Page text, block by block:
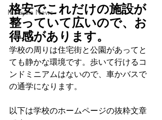
Malaysia News
格安でこれだけの施設が
整っていて広いので、お
得感があります。
学校の周りは住宅街と公園があってと
ても静かな環境です。歩いて行けるコ
ンドミニアムはないので、車かバスで
の通学になります。
以下は学校のホームページの抜粋文章